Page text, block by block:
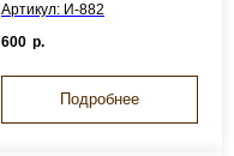
Артикул: И-882
600 р.
Подробнее